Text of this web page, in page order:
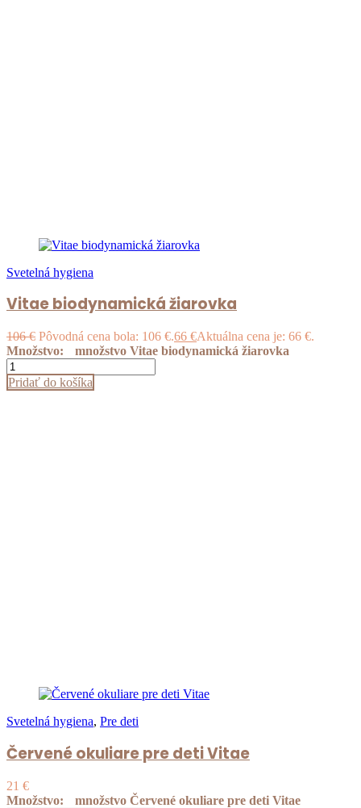
Svetelná hygiena
Vitae biodynamická žiarovka
106€ Pôvodná cena bola: 106 €.66 €Aktuálna cena je: 66 €.
Množstvo:
množstvo Vitae biodynamická žiarovka
Pridať do košíka
Svetelná hygiena, Pre deti
Červené okuliare pre deti Vitae
21 €
Množstvo:
množstvo Červené okuliare pre deti Vitae